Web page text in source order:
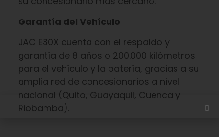
Garantía del Vehículo
JAC E30X cuenta con el respaldo y
garantía de 8 años o 200.000 kilómetros
para el vehículo y la batería, gracias a su
amplia red de concesionarios a nivel
nacional (Quito, Guayaquil, Cuenca y
Riobamba).